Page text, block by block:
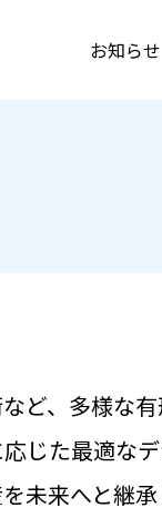
お知らせ
ど、多様な有
じた最適な
未来へと継承